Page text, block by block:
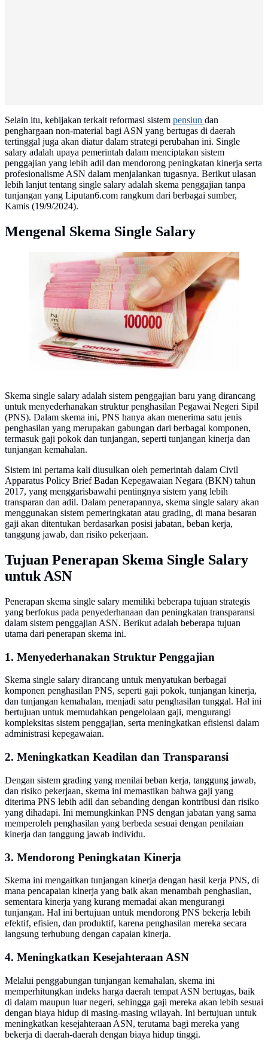
Selain itu, kebijakan terkait reformasi sistem pensiun dan
penghargaan non-material bagi ASN yang bertugas di daerah
tertinggal juga akan diatur dalam strategi perubahan ini. Single
salary adalah upaya pemerintah dalam menciptakan sistem
penggajian yang lebih adil dan mendorong peningkatan kinerja serta
profesionalisme ASN dalam menjalankan tugasnya. Berikut ulasan
lebih lanjut tentang single salary adalah skema penggajian tanpa
tunjangan yang Liputan6.com rangkum dari berbagai sumber,
Kamis (19/9/2024).
Mengenal Skema Single Salary
Ilustrasi Gaji
Skema single salary adalah sistem penggajian baru yang dirancang
untuk menyederhanakan struktur penghasilan Pegawai Negeri Sipil
(PNS). Dalam skema ini, PNS hanya akan menerima satu jenis
penghasilan yang merupakan gabungan dari berbagai komponen,
termasuk gaji pokok dan tunjangan, seperti tunjangan kinerja dan
tunjangan kemahalan.
Sistem ini pertama kali diusulkan oleh pemerintah dalam Civil
Apparatus Policy Brief Badan Kepegawaian Negara (BKN) tahun
2017, yang menggarisbawahi pentingnya sistem yang lebih
transparan dan adil. Dalam penerapannya, skema single salary akan
menggunakan sistem pemeringkatan atau grading, di mana besaran
gaji akan ditentukan berdasarkan posisi jabatan, beban kerja,
tanggung jawab, dan risiko pekerjaan.
Tujuan Penerapan Skema Single Salary
untuk ASN
Penerapan skema single salary memiliki beberapa tujuan strategis
yang berfokus pada penyederhanaan dan peningkatan transparansi
dalam sistem penggajian ASN. Berikut adalah beberapa tujuan
utama dari penerapan skema ini.
1. Menyederhanakan Struktur Penggajian
Skema single salary dirancang untuk menyatukan berbagai
komponen penghasilan PNS, seperti gaji pokok, tunjangan kinerja,
dan tunjangan kemahalan, menjadi satu penghasilan tunggal. Hal ini
bertujuan untuk memudahkan pengelolaan gaji, mengurangi
kompleksitas sistem penggajian, serta meningkatkan efisiensi dalam
administrasi kepegawaian.
2. Meningkatkan Keadilan dan Transparansi
Dengan sistem grading yang menilai beban kerja, tanggung jawab,
dan risiko pekerjaan, skema ini memastikan bahwa gaji yang
diterima PNS lebih adil dan sebanding dengan kontribusi dan risiko
yang dihadapi. Ini memungkinkan PNS dengan jabatan yang sama
memperoleh penghasilan yang berbeda sesuai dengan penilaian
kinerja dan tanggung jawab individu.
3. Mendorong Peningkatan Kinerja
Skema ini mengaitkan tunjangan kinerja dengan hasil kerja PNS, di
mana pencapaian kinerja yang baik akan menambah penghasilan,
sementara kinerja yang kurang memadai akan mengurangi
tunjangan. Hal ini bertujuan untuk mendorong PNS bekerja lebih
efektif, efisien, dan produktif, karena penghasilan mereka secara
langsung terhubung dengan capaian kinerja.
4. Meningkatkan Kesejahteraan ASN
Melalui penggabungan tunjangan kemahalan, skema ini
memperhitungkan indeks harga daerah tempat ASN bertugas, baik
di dalam maupun luar negeri, sehingga gaji mereka akan lebih sesuai
dengan biaya hidup di masing-masing wilayah. Ini bertujuan untuk
meningkatkan kesejahteraan ASN, terutama bagi mereka yang
bekerja di daerah-daerah dengan biaya hidup tinggi.